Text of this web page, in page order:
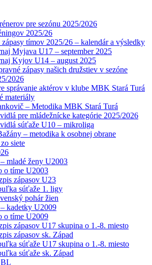
pre sezónu 2025/2026
2025/26
zápasy tímov 2025/26 – kalendár a výsledky
Myjava U17 – september 2025
Kyjov U14 – august 2025
zápasy našich družstiev v sezóne
2026
správanie aktérov v klube MBK Stará Turá
materiály
– Metodika MBK Stará Turá
pre mládežnícke kategórie 2025/2026
súťaže U10 – mikroliga
– metodika k osobnej obrane
siete
mladé ženy U2003
o tíme U2003
zápasov U23
súťaže 1. ligy
pohár žien
kadetky U2009
o tíme U2009
zápasov U17 skupina o 1.-8. miesto
zápasov sk. Západ
súťaže U17 skupina o 1.-8. miesto
súťaže sk. Západ